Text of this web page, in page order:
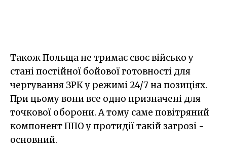
Також Польща не тримає своє військо у
стані постійної бойової готовності для
чергування ЗРК у режимі 24/7 на позиціях.
При цьому вони все одно призначені для
точкової оборони. А тому саме повітряний
компонент ППО у протидії такій загрозі -
основний.